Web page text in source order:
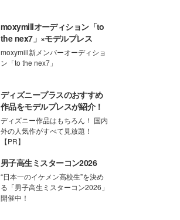
moxymillオーディション「to
the nex7」×モデルプレス
moxymill新メンバーオーディショ
ン「to the nex7」
ディズニープラスのおすすめ
作品をモデルプレスが紹介！
ディズニー作品はもちろん！ 国内
外の人気作がすべて見放題！
【PR】
男子高生ミスターコン2026
“日本一のイケメン高校生”を決め
る「男子高生ミスターコン2026」
開催中！